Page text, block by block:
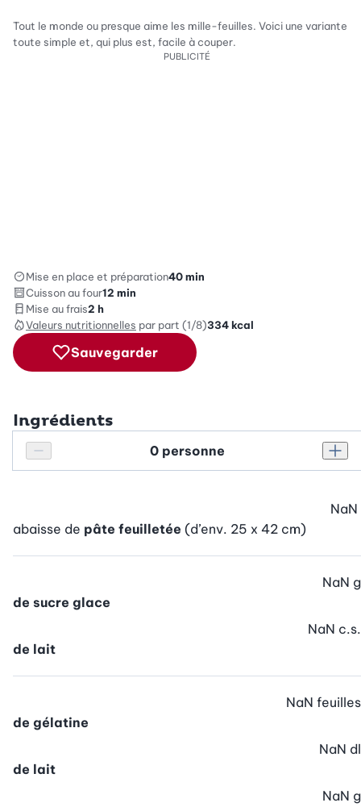
Tout le monde ou presque aime les mille-feuilles. Voici une variante
toute simple et, qui plus est, facile à couper.
PUBLICITÉ
Mise en place et préparation40 min
Cuisson au four12 min
Mise au frais2 h
Valeurs nutritionnelles par part (1/8)334kcal
Sauvegarder
Ingrédients
Réduire le nombre de personnes
Personnes
abaisse de pâte feuilletée (d’env. 25 x 42 cm)
NaN
de sucre glace
NaN g
de lait
NaN c.s.
de gélatine
NaN feuilles
de lait
NaN dl
NaN g